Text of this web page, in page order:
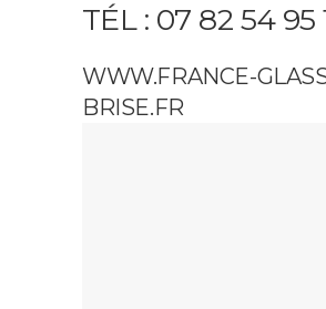
TÉL : 07 82 54 95
WWW.FRANCE-
BRISE.FR